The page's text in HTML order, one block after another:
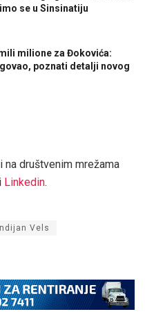
se u Sinsinatiju
milione za Đokovića:
poznati detalji novog
i na društvenim mrežama
i Linkedin.
Indijan Vels